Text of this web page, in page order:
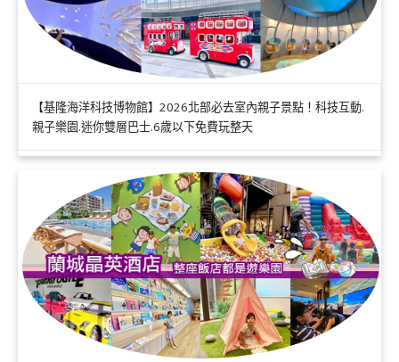
【基隆海洋科技博物館】2026北部必去室內親子景點！科技互動.
親子樂園.迷你雙層巴士.6歲以下免費玩整天